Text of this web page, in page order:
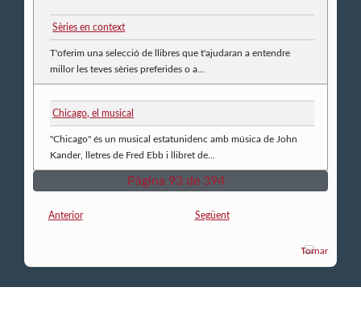
Sèries en context
T'oferim una selecció de llibres que t'ajudaran a entendre
millor les teves sèries preferides o a...
Chicago, el musical
"Chicago" és un musical estatunidenc amb música de John
Kander, lletres de Fred Ebb i llibret de...
Pàgina 93 de 394
Anterior Següent
Tornar